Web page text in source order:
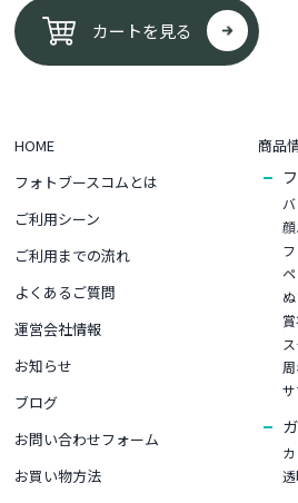
カートを見る
HOME
フォトブースコムとは
ご利用シーン
ご利用までの流れ
よくあるご質問
運営会社情報
お知らせ
ブログ
お問い合わせフォーム
お買い物⽅法
商品